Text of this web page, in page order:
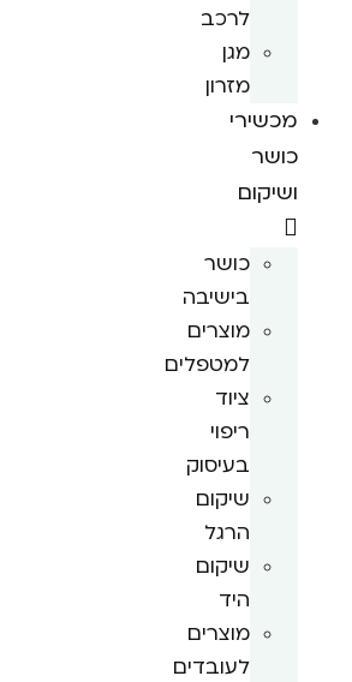
לרכב
מגן
מזרון
מכשירי
כושר
ושיקום
כושר
בישיבה
מוצרים
למטפלים
ציוד
ריפוי
בעיסוק
שיקום
הרגל
שיקום
היד
מוצרים
לעובדים